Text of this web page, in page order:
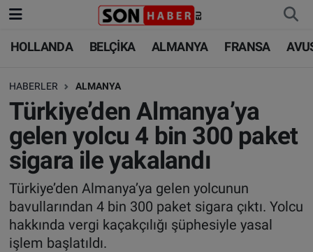
HOLLANDA BELÇİKA ALMANYA FRANSA
HABERLER ALMANYA
Türkiye’den Almanya’ya
gelen yolcu 4 bin 300 paket
sigara ile yakalandı
Türkiye’den Almanya’ya gelen yolcunun
bavullarından 4 bin 300 paket sigara çıktı. Yolcu
hakkında vergi kaçakçılığı şüphesiyle yasal
işlem başlatıldı.
HOLLANDA
BELÇİKA
ALMANYA
FRANSA
AVUSTURYA
SAĞLIK - YAŞAM
HOLLANDA
BELÇİKA
ALMANYA
TÜRKİYE
DÜNYA
BİLİM-TEKNOLOJİ
Nöbetçi Eczaneler
Hava Durumu
Trafik Durumu
Süper Lig Puan Durumu ve Fikstür
Tüm Manşetler
Son Dakika Haberleri